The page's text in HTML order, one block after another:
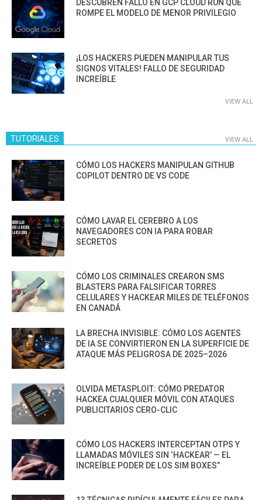
DESCUBREN FALLO EN GCP CLOUD RUN QUE
ROMPE EL MODELO DE MENOR PRIVILEGIO
¡LOS HACKERS PUEDEN MANIPULAR TUS
SIGNOS VITALES! FALLO DE SEGURIDAD
INCREÍBLE
VIEW ALL
TUTORIALES VIEW ALL
CÓMO LOS HACKERS MANIPULAN GITHUB
COPILOT DENTRO DE VS CODE
CÓMO LAVAR EL CEREBRO A LOS
NAVEGADORES CON IA PARA ROBAR
SECRETOS
CÓMO LOS CRIMINALES CREARON SMS
BLASTERS PARA FALSIFICAR TORRES
CELULARES Y HACKEAR MILES DE TELÉFONOS
EN CANADÁ
LA BRECHA INVISIBLE: CÓMO LOS AGENTES
DE IA SE CONVIRTIERON EN LA SUPERFICIE DE
ATAQUE MÁS PELIGROSA DE 2025–2026
OLVIDA METASPLOIT: CÓMO PREDATOR
HACKEA CUALQUIER MÓVIL CON ATAQUES
PUBLICITARIOS CERO-CLIC
CÓMO LOS HACKERS INTERCEPTAN OTPS Y
LLAMADAS MÓVILES SIN ‘HACKEAR’ — EL
INCREÍBLE PODER DE LOS SIM BOXES”